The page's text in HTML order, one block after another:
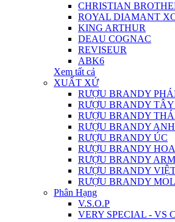
CHRISTIAN
ROYAL DIAMANT
KING ARTHUR
DEAU COGNAC
REVISEUR
ABK6
Xem tất cả
XUẤT XỨ
RƯỢU BRANDY
RƯỢU BRANDY
RƯỢU BRANDY
RƯỢU BRANDY
RƯỢU BRANDY ÚC
RƯỢU BRANDY
RƯỢU BRANDY
RƯỢU BRANDY
RƯỢU BRANDY
Phân Hạng
V.S.O.P
VERY SPECIAL - VS